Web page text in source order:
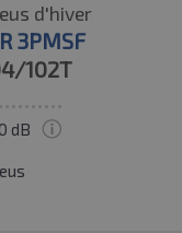
d'hiver
3PMSF
102T
dB